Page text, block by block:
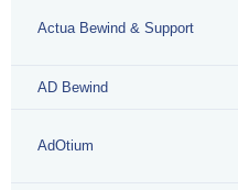
Actua Bewind & Support
AD Bewind
AdOtium